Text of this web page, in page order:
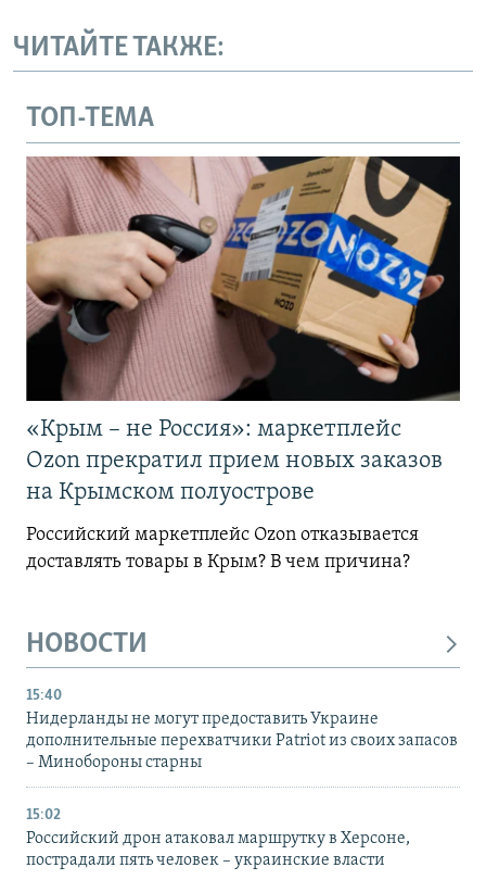
ЧИТАЙТЕ ТАКЖЕ:
ТОП-ТЕМА
«Крым – не Россия»: маркетплейс
Ozon прекратил прием новых заказов
на Крымском полуострове
Российский маркетплейс Ozon отказывается
доставлять товары в Крым? В чем причина?
НОВОСТИ
15:40
Нидерланды не могут предоставить Украине
дополнительные перехватчики Patriot из своих запасов
– Минобороны старны
15:02
Российский дрон атаковал маршрутку в Херсоне,
пострадали пять человек – украинские власти